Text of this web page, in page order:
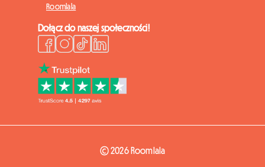
Roomlala
Dołącz do naszej społeczności!
© 2026 Roomlala